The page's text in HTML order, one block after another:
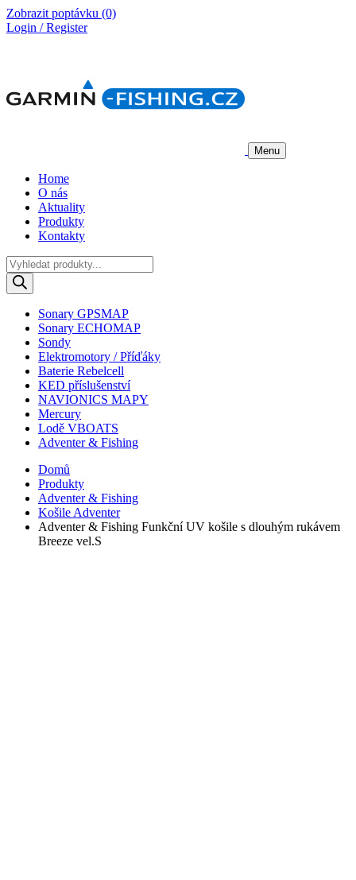
Zobrazit poptávku (0)
Login / Register
Menu
Home
O nás
Aktuality
Produkty
Kontakty
Products
search
Sonary GPSMAP
Sonary ECHOMAP
Sondy
Elektromotory / Příďáky
Baterie Rebelcell
KED příslušenství
NAVIONICS MAPY
Mercury
Lodě VBOATS
Adventer & Fishing
Domů
Produkty
Adventer & Fishing
Košile Adventer
Adventer & Fishing Funkční UV košile s dlouhým rukávem
Breeze vel.S